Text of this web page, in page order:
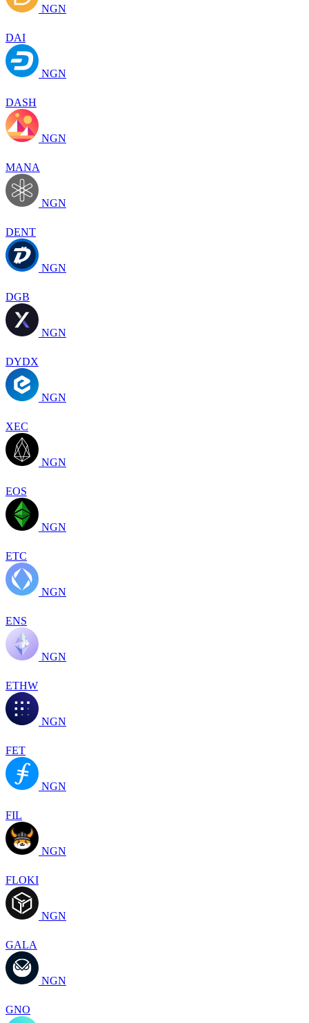
NGN
DAI
NGN
DASH
NGN
MANA
NGN
DENT
NGN
DGB
NGN
DYDX
NGN
XEC
NGN
EOS
NGN
ETC
NGN
ENS
NGN
ETHW
NGN
FET
NGN
FIL
NGN
FLOKI
NGN
GALA
NGN
GNO